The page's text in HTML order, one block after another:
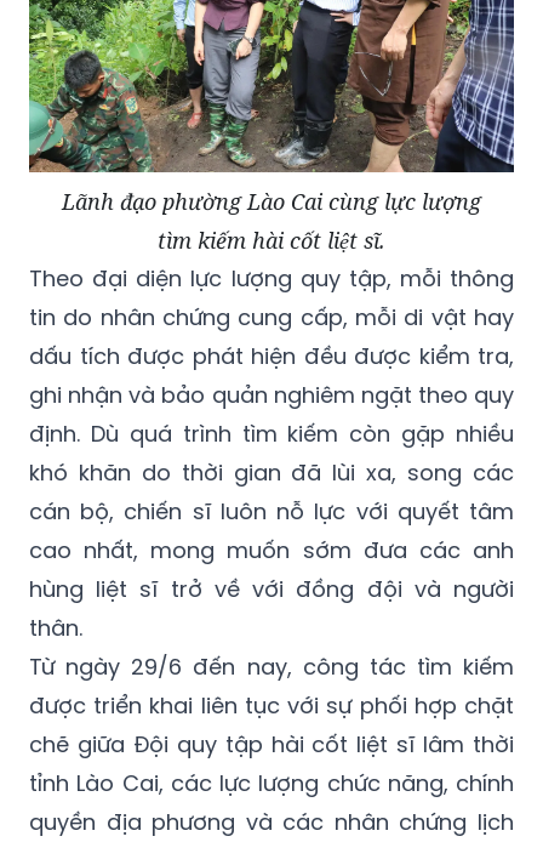
Lãnh đạo phường Lào Cai cùng lực lượng
tìm kiếm hài cốt liệt sĩ.
Theo đại diện lực lượng quy tập, mỗi thông
tin do nhân chứng cung cấp, mỗi di vật hay
dấu tích được phát hiện đều được kiểm tra,
ghi nhận và bảo quản nghiêm ngặt theo quy
định. Dù quá trình tìm kiếm còn gặp nhiều
khó khăn do thời gian đã lùi xa, song các
cán bộ, chiến sĩ luôn nỗ lực với quyết tâm
cao nhất, mong muốn sớm đưa các anh
hùng liệt sĩ trở về với đồng đội và người
thân.
Từ ngày 29/6 đến nay, công tác tìm kiếm
được triển khai liên tục với sự phối hợp chặt
chẽ giữa Đội quy tập hài cốt liệt sĩ lâm thời
tỉnh Lào Cai, các lực lượng chức năng, chính
quyền địa phương và các nhân chứng lịch